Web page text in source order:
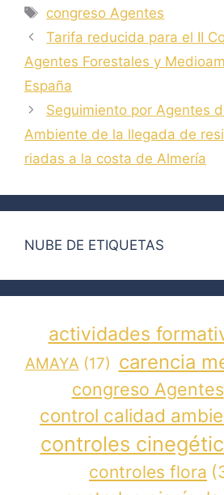
Etiquetas
congreso Agentes
Tarifa reducida para el II
Agentes Forestales y
España
Seguimiento por Agentes
Ambiente de la llegada de
riadas a la costa de Almería
NUBE DE ETIQUETAS
actividades
AMAYA (17) carencia
congreso Agentes
control calidad
controles
controles flora